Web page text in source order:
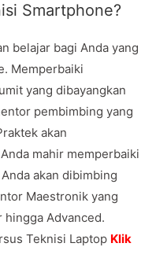
Smartphone?
belajar bagi Anda yang
Memperbaiki
yang dibayangkan
pembimbing yang
akan
mahir memperbaiki
akan dibimbing
Maestronik yang
hingga Advanced.
Teknisi Laptop Klik